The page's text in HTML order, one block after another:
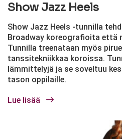
Show Jazz Heels
Show Jazz Heels -tunnilla
Broadway koreografioita että
Tunnilla treenataan myös
tanssitekniikkaa koroissa.
lämmittelyjä ja se soveltuu
tason oppilaille.
Lue lisää